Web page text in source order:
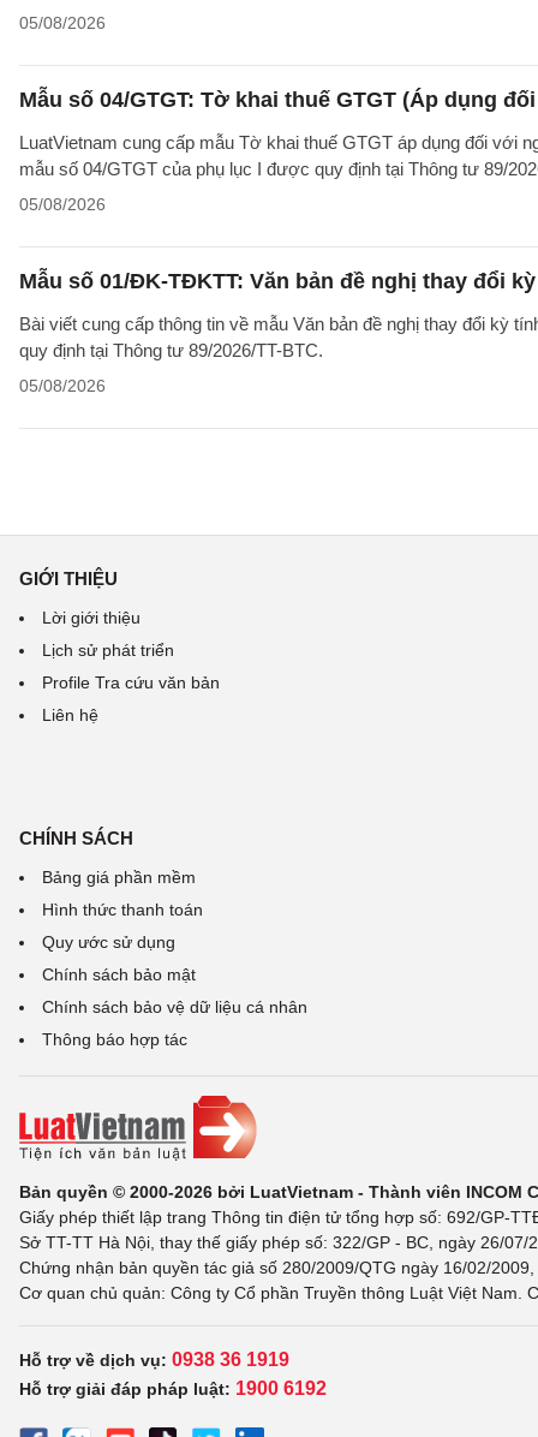
05/08/2026
Mẫu số 04/GTGT: Tờ khai thuế GTGT (Áp dụng
LuatVietnam cung cấp mẫu Tờ khai thuế GTGT áp dụng đối với
mẫu số 04/GTGT của phụ lục I được quy định tại Thông tư 89/
05/08/2026
Mẫu số 01/ĐK-TĐKTT: Văn bản đề nghị thay đổi
Bài viết cung cấp thông tin về mẫu Văn bản đề nghị thay đổi kỳ
quy định tại Thông tư 89/2026/TT-BTC.
05/08/2026
GIỚI THIỆU
Lời giới thiệu
Lịch sử phát triển
Profile Tra cứu văn bản
Liên hệ
CHÍNH SÁCH
Bảng giá phần mềm
Hình thức thanh toán
Quy ước sử dụng
Chính sách bảo mật
Chính sách bảo vệ dữ liệu cá nhân
Thông báo hợp tác
Bản quyền © 2000-2026 bởi LuatVietnam - Thành viên INCOM
Giấy phép thiết lập trang Thông tin điện tử tổng hợp số: 692/GP-
Sở TT-TT Hà Nội, thay thế giấy phép số: 322/GP - BC, ngày 26/
Chứng nhận bản quyền tác giả số 280/2009/QTG ngày 16/02/
Cơ quan chủ quản: Công ty Cổ phần Truyền thông Luật Việt Nam.
Hỗ trợ về dịch vụ: 0938 36 1919
Hỗ trợ giải đáp pháp luật: 1900 6192